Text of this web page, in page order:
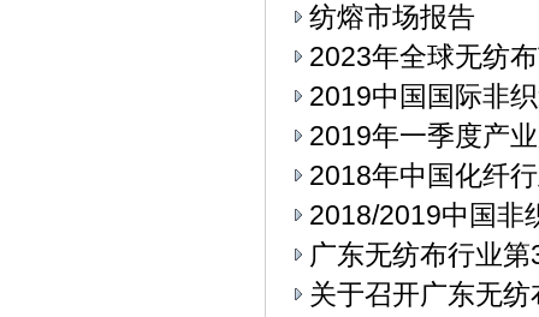
纺熔市场报告
2023年全球无纺
2019中国国际非
2019年一季度产
2018年中国化纤
2018/2019中国非
广东无纺布行业
关于召开广东无